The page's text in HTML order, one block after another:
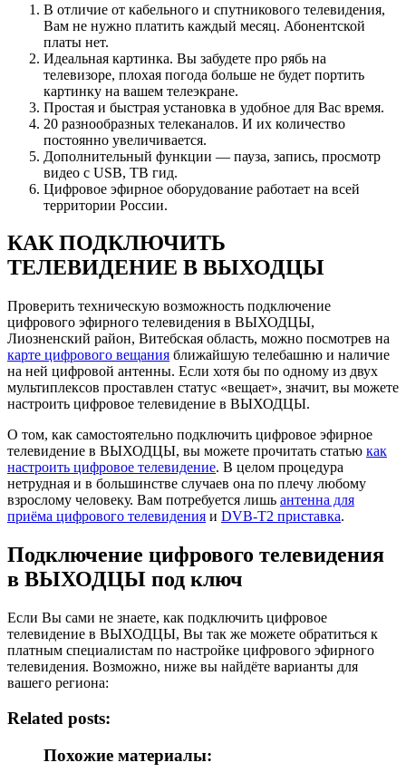
В отличие от кабельного и спутникового телевидения,
Вам не нужно платить каждый месяц. Абонентской
платы нет.
Идеальная картинка. Вы забудете про рябь на
телевизоре, плохая погода больше не будет портить
картинку на вашем телеэкране.
Простая и быстрая установка в удобное для Вас время.
20 разнообразных телеканалов. И их количество
постоянно увеличивается.
Дополнительный функции — пауза, запись, просмотр
видео с USB, ТВ гид.
Цифровое эфирное оборудование работает на всей
территории России.
КАК ПОДКЛЮЧИТЬ
ТЕЛЕВИДЕНИЕ В ВЫХОДЦЫ
Проверить техническую возможность подключение
цифрового эфирного телевидения в ВЫХОДЦЫ,
Лиозненский район, Витебская область, можно посмотрев на
карте цифрового вещания ближайшую телебашню и наличие
на ней цифровой антенны. Если хотя бы по одному из двух
мультиплексов проставлен статус «вещает», значит, вы можете
настроить цифровое телевидение в ВЫХОДЦЫ.
О том, как самостоятельно подключить цифровое эфирное
телевидение в ВЫХОДЦЫ, вы можете прочитать статью как
настроить цифровое телевидение. В целом процедура
нетрудная и в большинстве случаев она по плечу любому
взрослому человеку. Вам потребуется лишь антенна для
приёма цифрового телевидения и DVB-T2 приставка.
Подключение цифрового телевидения
в ВЫХОДЦЫ под ключ
Если Вы сами не знаете, как подключить цифровое
телевидение в ВЫХОДЦЫ, Вы так же можете обратиться к
платным специалистам по настройке цифрового эфирного
телевидения. Возможно, ниже вы найдёте варианты для
вашего региона:
Related posts:
Похожие материалы: